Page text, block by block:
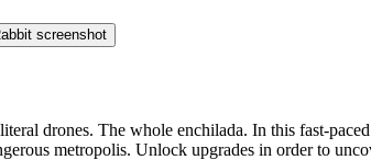
drones. The whole enchilada. In this fast-
metropolis. Unlock upgrades in order to